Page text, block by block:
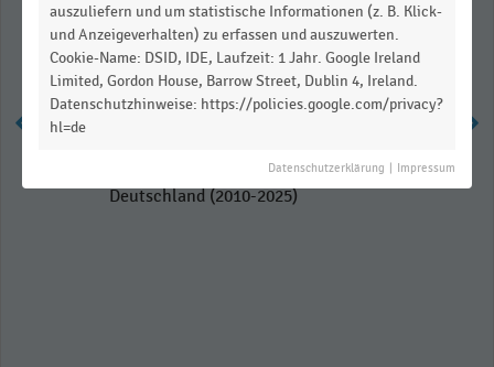
Anzahl der Augenoptik-Betriebe in
Deutschland (2010-2025)
auszuliefern und um statistische Informationen (z. B. Klick-
und Anzeigeverhalten) zu erfassen und auszuwerten.
Cookie-Name: DSID, IDE, Laufzeit: 1 Jahr. Google Ireland
Limited, Gordon House, Barrow Street, Dublin 4, Ireland.
Datenschutzhinweise: https://policies.google.com/privacy?
hl=de
Datenschutzerklärung Impressum